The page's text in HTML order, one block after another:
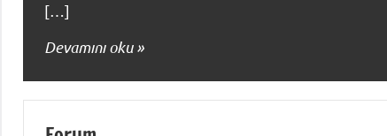
[…]
Devamını oku